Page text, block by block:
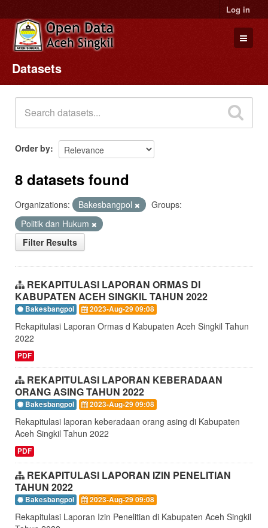
Log in
Datasets
Organizations
Groups
About
Datasets
Order by
8 datasets found
Organizations: Bakesbangpol
Groups:
Politik dan Hukum
Filter Results
REKAPITULASI LAPORAN ORMAS DI
KABUPATEN ACEH SINGKIL TAHUN 2022
Bakesbangpol 2023-Aug-29 09:08
Rekapitulasi Laporan Ormas d Kabupaten Aceh Singkil Tahun
2022
PDF
REKAPITULASI LAPORAN KEBERADAAN
ORANG ASING TAHUN 2022
Bakesbangpol 2023-Aug-29 09:08
Rekapitulasi laporan keberadaan orang asing di Kabupaten
Aceh Singkil Tahun 2022
PDF
REKAPITULASI LAPORAN IZIN PENELITIAN
TAHUN 2022
Bakesbangpol 2023-Aug-29 09:08
Rekapitulasi Laporan Izin Penelitian di Kabupaten Aceh Singkil